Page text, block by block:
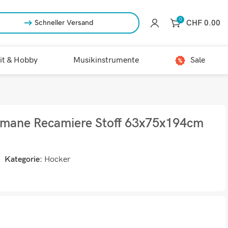
Schneller Versand 0 CHF 0.00
& Hobby Musikinstrumente Sale
Recamiere Stoff 63x75x194cm
Kategorie: Hocker